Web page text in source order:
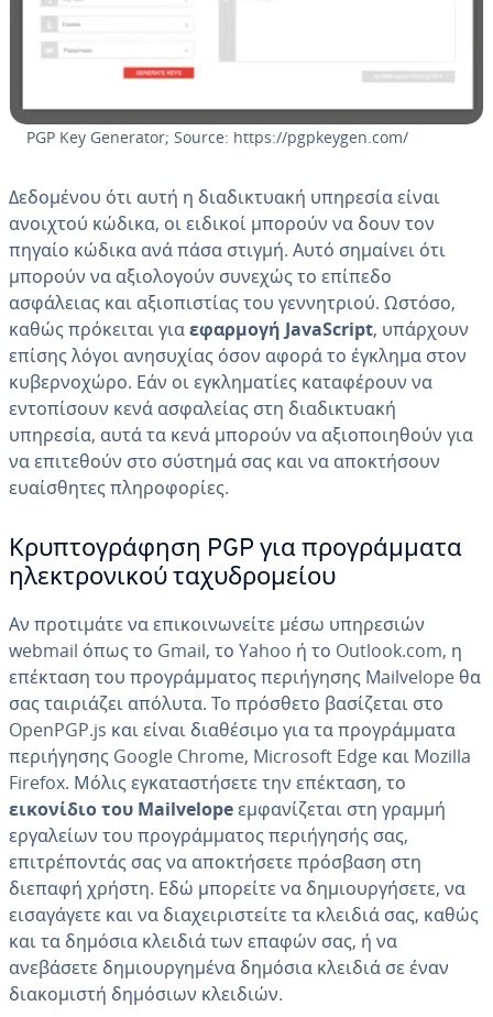
PGP Key Generator; Source: https://pgpkeygen.com/
Δεδομένου ότι αυτή η διαδικτυακή υπηρεσία είναι
ανοιχτού κώδικα, οι ειδικοί μπορούν να δουν τον
πηγαίο κώδικα ανά πάσα στιγμή. Αυτό σημαίνει ότι
μπορούν να αξιολογούν συνεχώς το επίπεδο
ασφάλειας και αξιοπιστίας του γεννητριού. Ωστόσο,
καθώς πρόκειται γιαεφαρμογή JavaScript, υπάρχουν
επίσης λόγοι ανησυχίας όσον αφορά το έγκλημα στον
κυβερνοχώρο. Εάν οι εγκληματίες καταφέρουν να
εντοπίσουν κενά ασφαλείας στη διαδικτυακή
υπηρεσία, αυτά τα κενά μπορούν να αξιοποιηθούν για
να επιτεθούν στο σύστημά σας και να αποκτήσουν
ευαίσθητες πληροφορίες.
Κρυπτογράφηση PGP για προγράμματα
ηλεκτρονικού ταχυδρομείου
Αν προτιμάτε να επικοινωνείτε μέσω υπηρεσιών
webmail όπως το Gmail, το Yahoo ή το Outlook.com, η
επέκταση του προγράμματος περιήγησης Mailvelope θα
σας ταιριάζει απόλυτα. Το πρόσθετο βασίζεται στο
OpenPGP.js και είναι διαθέσιμο για τα προγράμματα
περιήγησης Google Chrome, Microsoft Edge και Mozilla
Firefox. Μόλις εγκαταστήσετε την επέκταση, το
εικονίδιο του Mailvelopeεμφανίζεται στη γραμμή
εργαλείων του προγράμματος περιήγησής σας,
επιτρέποντάς σας να αποκτήσετε πρόσβαση στη
διεπαφή χρήστη. Εδώ μπορείτε να δημιουργήσετε, να
εισαγάγετε και να διαχειριστείτε τα κλειδιά σας, καθώς
και τα δημόσια κλειδιά των επαφών σας, ή να
ανεβάσετε δημιουργημένα δημόσια κλειδιά σε έναν
διακομιστή δημόσιων κλειδιών.